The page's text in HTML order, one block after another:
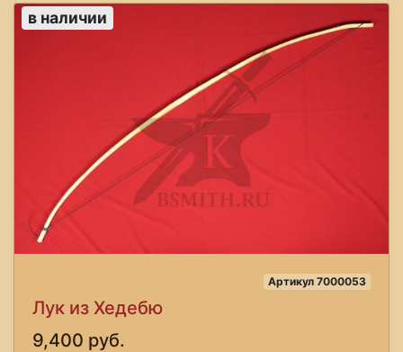
в наличии
Артикул 7000053
Лук из Хедебю
9,400 руб.